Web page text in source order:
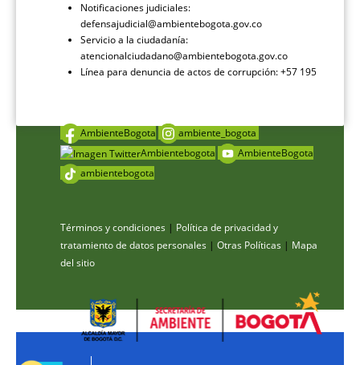
Notificaciones judiciales:
defensajudicial@ambientebogota.gov.co
Servicio a la ciudadanía:
atencionalciudadano@ambientebogota.gov.co
Línea para denuncia de actos de corrupción: +57 195
AmbienteBogota
ambiente_bogota
Ambientebogota
AmbienteBogota
ambientebogota
Términos y condiciones | Política de privacidad y
tratamiento de datos personales | Otras Políticas | Mapa
del sitio